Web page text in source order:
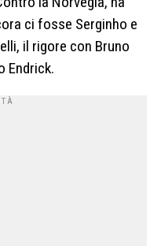
ci fosse Serginho e
il rigore con Bruno
Endrick.